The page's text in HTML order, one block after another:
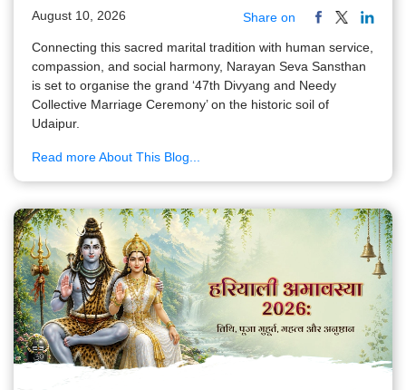
August 10, 2026 Share on
Connecting this sacred marital tradition with human service,
compassion, and social harmony, Narayan Seva Sansthan
is set to organise the grand ‘47th Divyang and Needy
Collective Marriage Ceremony’ on the historic soil of
Udaipur.
Read more About This Blog...